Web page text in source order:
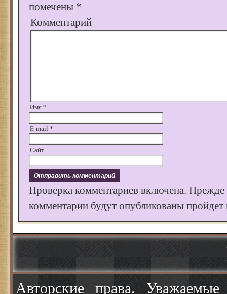
помечены *
Комментарий
Имя *
E-mail *
Сайт
Проверка комментариев включена.
комментарии будут опубликованы пройдет
Авторские права.